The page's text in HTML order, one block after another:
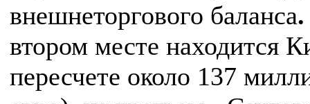
внешнеторгового баланса
втором месте находится
пересчете около 137